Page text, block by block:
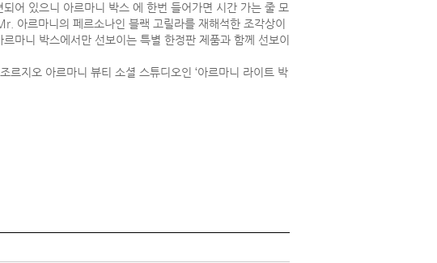
어 있으니 아르마니 박스 에 한번 들어가면 시간 가는 줄 모
아르마니의 페르소나인 블랙 고릴라를 재해석한 조각상이
마니 박스에서만 선보이는 특별 한정판 제품과 함께 선보이
지오 아르마니 뷰티 소셜 스튜디오인 ‘아르마니 라이트 박